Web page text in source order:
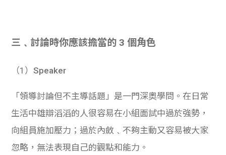
三﹑ 討論時你應該擔當的 3 個角色
（1）Speaker
「領導討論但不主導話題」是一門深奧學問。在日常
生活中雄辯滔滔的人很容易在小組面試中過於強勢，
向組員施加壓力；過於內斂﹑不夠主動又容易被大家
忽略，無法表現自己的觀點和能力。